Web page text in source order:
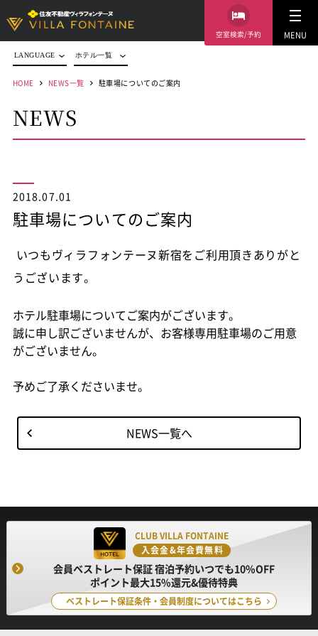
空室検索/予約 MENU
LANGUAGE ホテル一覧
HOME NEWS一覧 駐車場についてのご案内
NEWS
2018.07.01
駐車場についてのご案内
いつもヴィラフォンテーヌ新宿をご利用頂きありがと
うございます。
ホテル駐車場についてご案内がございます。
誠に申し訳ございませんが、お客様専用駐車場のご用意
がございません。
予めご了承くださいませ。
NEWS一覧へ
CLUB VILLA FONTAINE
入会金&年会費無料
会員ベストレート保証 宿泊予約いつでも10%OFF
ポイント最大15%還元&優待特典
ベストレート保証条件・会員制度についてはこちら